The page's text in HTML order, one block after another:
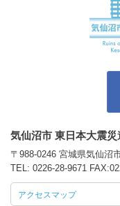
気仙沼市 東日本大震
〒988-0246 宮城県気仙沼
TEL: 0226-28-9671
アクセスマップ